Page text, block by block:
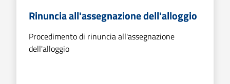
Rinuncia all'assegnazione dell'alloggio
Procedimento di rinuncia all'assegnazione
dell'alloggio